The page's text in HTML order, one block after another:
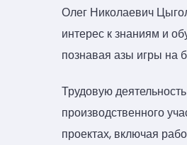
Олег Николаевич
интерес к знаниям и
познавая азы игры на
Трудовую
производственного
проектах, включая